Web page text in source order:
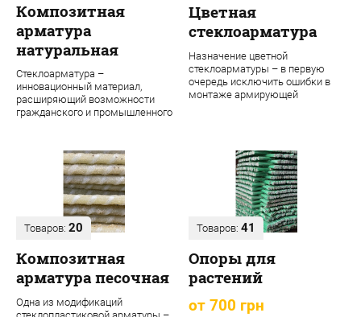
Композитная
арматура
натуральная
Стеклоарматура –
инновационный материал,
расширяющий возможности
гражданского и промышленного
Цветная
стеклоарматура
Назначение цветной
стеклоарматуры – в первую
очередь исключить ошибки в
монтаже армирующей
Товаров: 20
Композитная
арматура песочная
Одна из модификаций
Товаров: 41
Опоры для
растений
от 700 грн